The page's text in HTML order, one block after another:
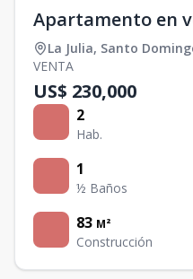
Apartamento en
La Julia, Santo
VENTA
US$ 230,000
2
Hab.
1
½ Baños
83 M²
Construcción